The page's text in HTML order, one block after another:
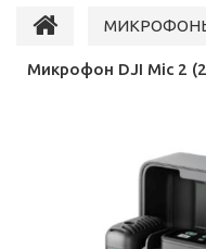
Микрофон DJI Mic 2 (2
Previous